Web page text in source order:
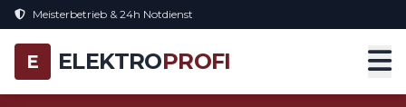
Meisterbetrieb & 24h Notdienst
E ELEKTROPROFI